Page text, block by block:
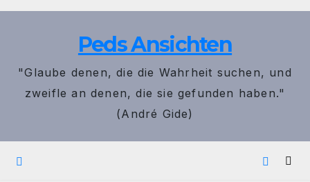
Zum
Peds Ansichten
"Glaube denen, die die Wahrheit suchen, und
zweifle an denen, die sie gefunden haben."
(André Gide)